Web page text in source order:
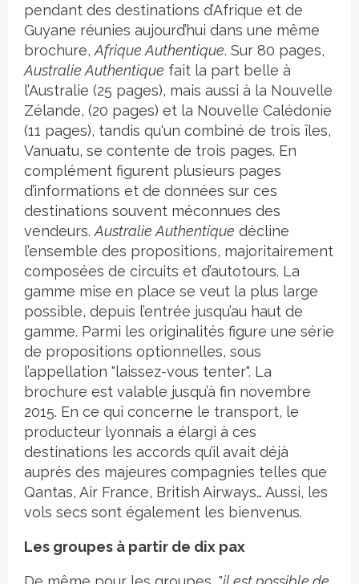
pendant des destinations d’Afrique et de
Guyane réunies aujourd’hui dans une même
brochure,Afrique Authentique. Sur 80 pages,
Australie Authentique fait la part belle à
l’Australie (25 pages), mais aussi à la Nouvelle
Zélande, (20 pages) et la Nouvelle Calédonie
(11 pages), tandis qu'un combiné de trois îles,
Vanuatu, se contente de trois pages. En
complément figurent plusieurs pages
d’informations et de données sur ces
destinations souvent méconnues des
vendeurs.Australie Authentique décline
l’ensemble des propositions, majoritairement
composées de circuits et d’autotours. La
gamme mise en place se veut la plus large
possible, depuis l’entrée jusqu’au haut de
gamme. Parmi les originalités figure une série
de propositions optionnelles, sous
l’appellation "laissez-vous tenter". La
brochure est valable jusqu’à fin novembre
2015. En ce qui concerne le transport, le
producteur lyonnais a élargi à ces
destinations les accords qu’il avait déjà
auprès des majeures compagnies telles que
Qantas, Air France, British Airways… Aussi, les
vols secs sont également les bienvenus.
Les groupes à partir de dix pax